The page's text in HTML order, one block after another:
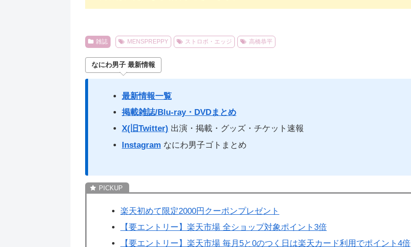
雑誌 MENSPREPPY ストロボ・エッジ 高橋恭平
なにわ男子 最新情報
最新情報一覧
掲載雑誌/Blu-ray・DVDまとめ
X(旧Twitter) 出演・掲載・グッズ・チケット速報
Instagram なにわ男子ゴトまとめ
楽天初めて限定2000円クーポンプレゼント
【要エントリー】楽天市場 全ショップ対象ポイント3倍
【要エントリー】楽天市場 毎月5と0のつく日は楽天カード利用でポイント4倍